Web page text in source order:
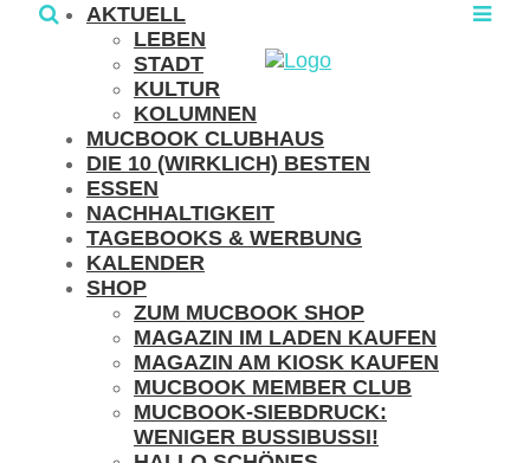
AKTUELL
LEBEN
STADT
KULTUR
KOLUMNEN
MUCBOOK CLUBHAUS
DIE 10 (WIRKLICH) BESTEN
ESSEN
NACHHALTIGKEIT
TAGEBOOKS & WERBUNG
KALENDER
SHOP
ZUM MUCBOOK SHOP
MAGAZIN IM LADEN KAUFEN
MAGAZIN AM KIOSK KAUFEN
MUCBOOK MEMBER CLUB
MUCBOOK-SIEBDRUCK:
WENIGER BUSSIBUSSI!